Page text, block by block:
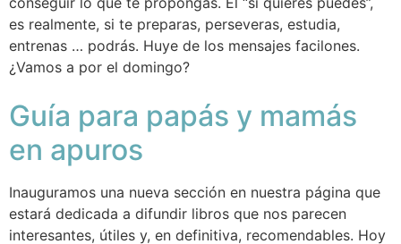
es realmente, si te preparas, perseveras, estudia,
entrenas … podrás. Huye de los mensajes facilones.
¿Vamos a por el domingo?
Guía para papás y mamás
en apuros
Inauguramos una nueva sección en nuestra página que
estará dedicada a difundir libros que nos parecen
interesantes, útiles y, en definitiva, recomendables. Hoy